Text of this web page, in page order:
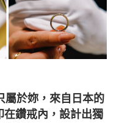
屬於妳，來自日本的
鑽戒內，設計出獨